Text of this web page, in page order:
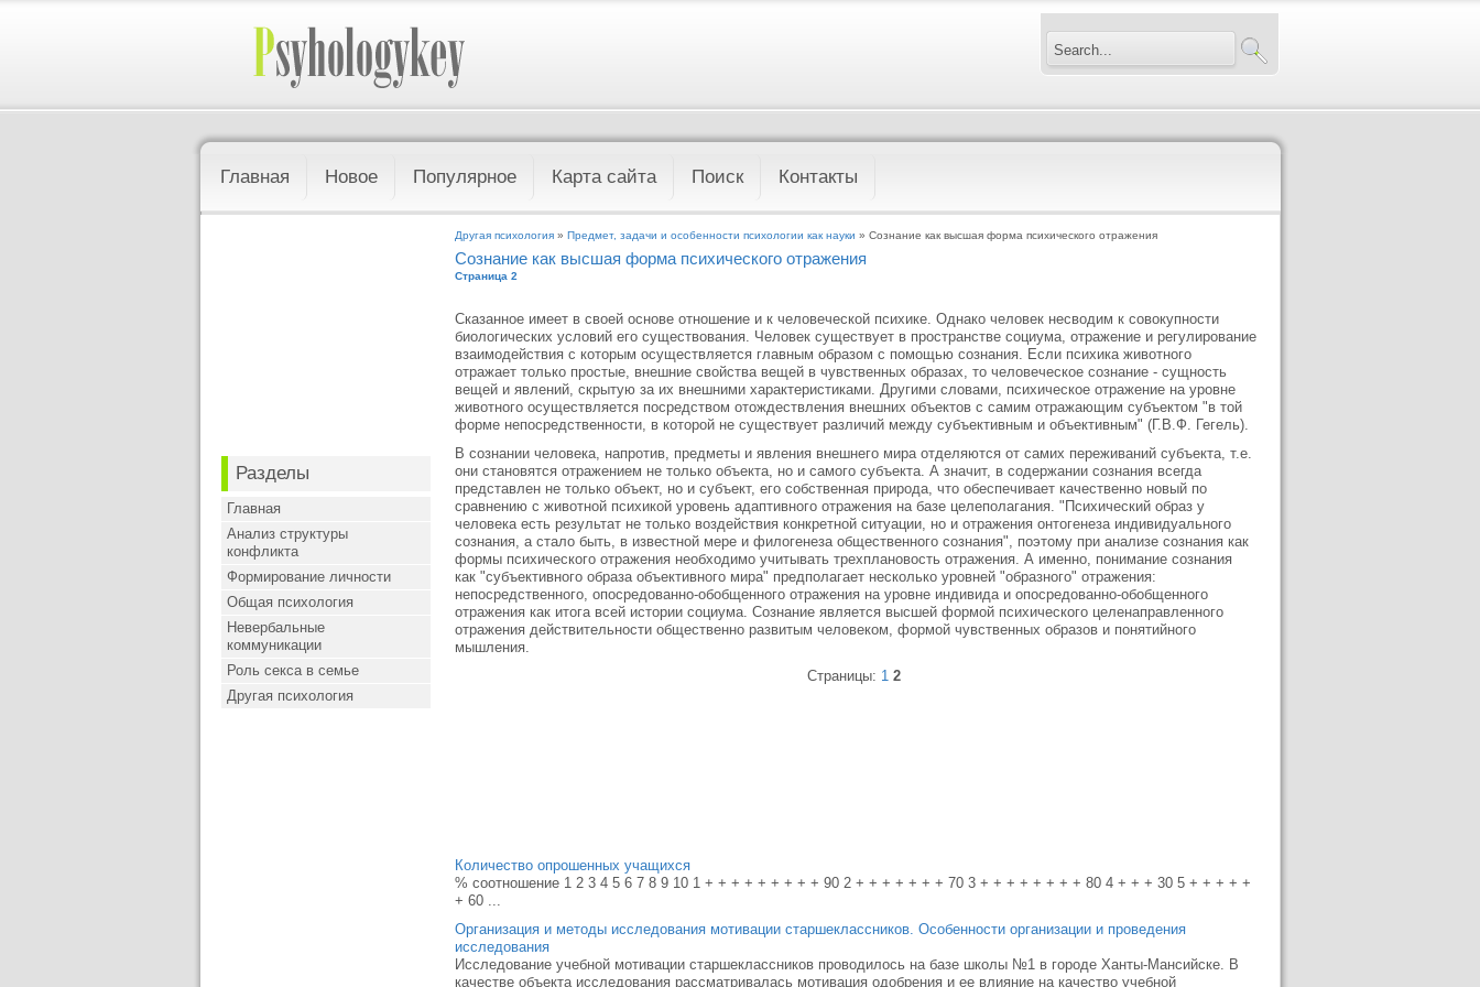
Главная Новое Популярное Карта сайта Поиск Контакты
Разделы
Главная
Анализ структуры
конфликта
Формирование личности
Общая психология
Невербальные
коммуникации
Роль секса в семье
Другая психология
Другая психология » Предмет, задачи и особенности психологии как науки » Сознание как высшая форма психического отражения
Сознание как высшая форма психического отражения
Страница 2
Сказанное имеет в своей основе отношение и к человеческой психике. Однако человек несводим к совокупности
биологических условий его существования. Человек существует в пространстве социума, отражение и регулирование
взаимодействия с которым осуществляется главным образом с помощью сознания. Если психика животного
отражает только простые, внешние свойства вещей в чувственных образах, то человеческое сознание - сущность
вещей и явлений, скрытую за их внешними характеристиками. Другими словами, психическое отражение на уровне
животного осуществляется посредством отождествления внешних объектов с самим отражающим субъектом "в той
форме непосредственности, в которой не существует различий между субъективным и объективным" (Г.В.Ф. Гегель).
В сознании человека, напротив, предметы и явления внешнего мира отделяются от самих переживаний субъекта, т.е.
они становятся отражением не только объекта, но и самого субъекта. А значит, в содержании сознания всегда
представлен не только объект, но и субъект, его собственная природа, что обеспечивает качественно новый по
сравнению с животной психикой уровень адаптивного отражения на базе целеполагания. "Психический образ у
человека есть результат не только воздействия конкретной ситуации, но и отражения онтогенеза индивидуального
сознания, а стало быть, в известной мере и филогенеза общественного сознания", поэтому при анализе сознания как
формы психического отражения необходимо учитывать трехплановость отражения. А именно, понимание сознания
как "субъективного образа объективного мира" предполагает несколько уровней "образного" отражения:
непосредственного, опосредованно-обобщенного отражения на уровне индивида и опосредованно-обобщенного
отражения как итога всей истории социума. Сознание является высшей формой психического целенаправленного
отражения действительности общественно развитым человеком, формой чувственных образов и понятийного
мышления.
Страницы: 1 2
Количество опрошенных учащихся
% соотношение 1 2 3 4 5 6 7 8 9 10 1 + + + + + + + + + 90 2 + + + + + + + 70 3 + + + + + + + + 80 4 + + + 30 5 + + + + +
+ 60 ...
Организация и методы исследования мотивации старшеклассников. Особенности организации и проведения
исследования
Исследование учебной мотивации старшеклассников проводилось на базе школы №1 в городе Ханты-Мансийске. В
качестве объекта исследования рассматривалась мотивация одобрения и ее влияние на качество учебной